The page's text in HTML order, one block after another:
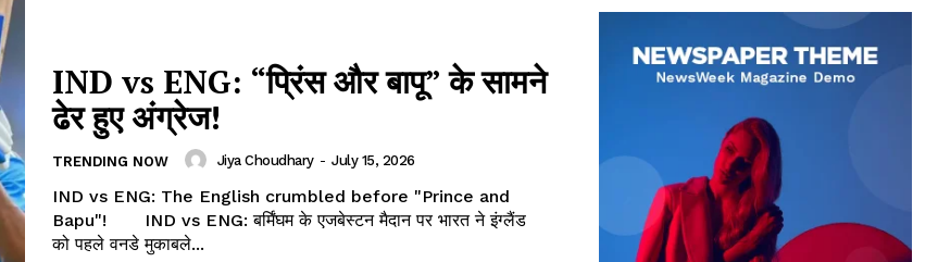
शहर एवं राज्य
क्राइम
खेल खबर
बिजनेस
ई-पेपर
IND vs ENG: “प्रिंस और बापू” के सामने
ढेर हुए अंग्रेज!
TRENDING NOW Jiya Choudhary - July 15, 2026
IND vs ENG: The English crumbled before "Prince and
Bapu"! IND vs ENG: बर्मिंघम के एजबेस्टन मैदान पर भारत ने इंग्लैंड
को पहले वनडे मुकाबले...